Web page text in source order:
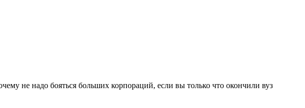
не надо бояться больших корпораций, если вы только что окончили вуз